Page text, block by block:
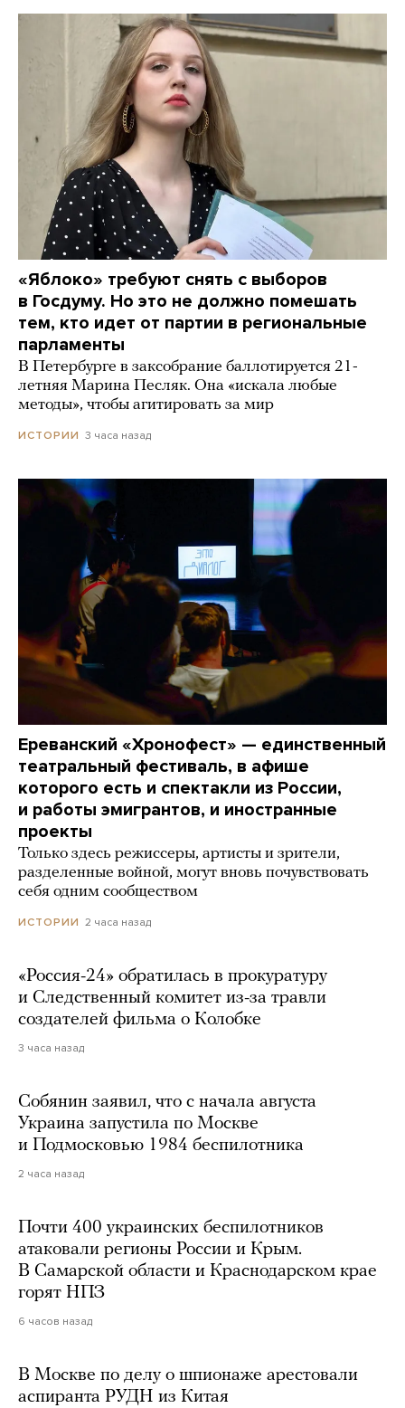
«Яблоко» требуют снять с выборов
в Госдуму. Но это не должно помешать
тем, кто идет от партии в региональные
парламенты
В Петербурге в заксобрание баллотируется 21-
летняя Марина Песляк. Она «искала любые
методы», чтобы агитировать за мир
ИСТОРИИ 3 часа назад
Ереванский «Хронофест» — единственный
театральный фестиваль, в афише
которого есть и спектакли из России,
и работы эмигрантов, и иностранные
проекты
Только здесь режиссеры, артисты и зрители,
разделенные войной, могут вновь почувствовать
себя одним сообществом
ИСТОРИИ 2 часа назад
«Россия-24» обратилась в прокуратуру
и Следственный комитет из-за травли
создателей фильма о Колобке
3 часа назад
Собянин заявил, что с начала августа
Украина запустила по Москве
и Подмосковью 1984 беспилотника
2 часа назад
Почти 400 украинских беспилотников
атаковали регионы России и Крым.
В Самарской области и Краснодарском крае
горят НПЗ
6 часов назад
В Москве по делу о шпионаже арестовали
аспиранта РУДН из Китая